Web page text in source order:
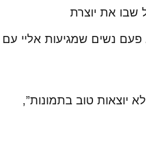
את יוצרת
נשים שמגיעות אליי עם
יוצאות טוב בתמונות”,